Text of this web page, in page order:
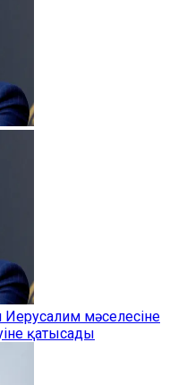
Иерусалим мәселесіне
қатысады